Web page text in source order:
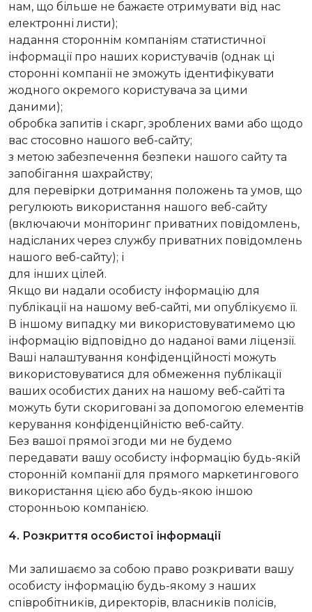
нам, що більше не бажаєте отримувати від нас
електронні листи);
надання стороннім компаніям статистичної
інформації про наших користувачів (однак ці
сторонні компанії не зможуть ідентифікувати
жодного окремого користувача за цими
даними);
обробка запитів і скарг, зроблених вами або щодо
вас стосовно нашого веб-сайту;
з метою забезпечення безпеки нашого сайту та
запобігання шахрайству;
для перевірки дотримання положень та умов, що
регулюють використання нашого веб-сайту
(включаючи моніторинг приватних повідомлень,
надісланих через службу приватних повідомлень
нашого веб-сайту); і
для інших цілей.
Якщо ви надали особисту інформацію для
публікації на нашому веб-сайті, ми опублікуємо її.
В іншому випадку ми використовуватимемо цю
інформацію відповідно до наданої вами ліцензії.
Ваші налаштування конфіденційності можуть
використовуватися для обмеження публікації
ваших особистих даних на нашому веб-сайті та
можуть бути скориговані за допомогою елементів
керування конфіденційністю веб-сайту.
Без вашої прямої згоди ми не будемо
передавати вашу особисту інформацію будь-якій
сторонній компанії для прямого маркетингового
використання цією або будь-якою іншою
сторонньою компанією.
4. Розкриття особистої інформації
Ми залишаємо за собою право розкривати вашу
особисту інформацію будь-якому з наших
співробітників, директорів, власників полісів,